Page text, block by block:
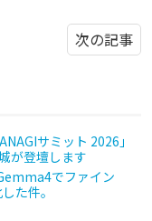
次の記事
サミット 2026」
が登壇します
でファイン
た件。